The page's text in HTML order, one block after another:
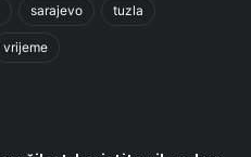
sarajevo tuzla
vrijeme